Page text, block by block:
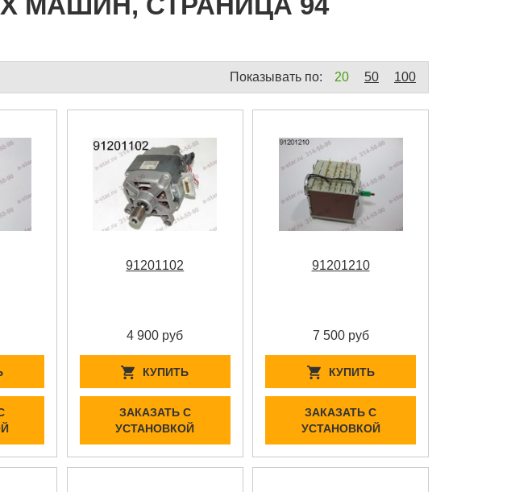
Показывать по: 20 50 100
91201102
4 900 руб
КУПИТЬ
ЗАКАЗАТЬ С
УСТАНОВКОЙ
91201210
7 500 руб
КУПИТЬ
ЗАКАЗАТЬ С
УСТАНОВКОЙ